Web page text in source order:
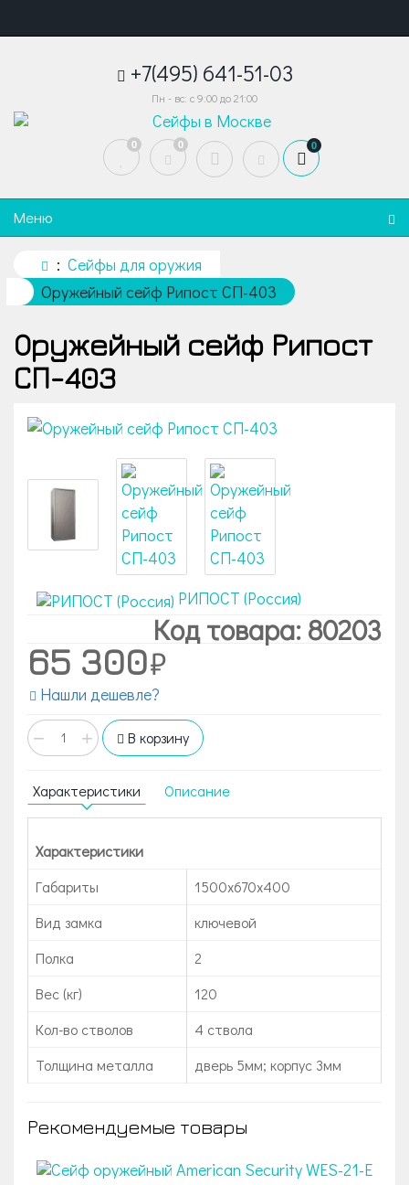
+7(495) 641-51-03
Пн - вс: с 9:00 до 21:00
0 0 0
Меню
Сейфы для оружия
Оружейный сейф Рипост СП-403
Оружейный сейф Рипост
СП-403
РИПОСТ (Россия)
Код товара: 80203
65 300
Нашли дешевле?
− + В корзину
Характеристики Описание
Характеристики
Габариты
1500x670x400
Вид замка
ключевой
Полка
2
Вес (кг)
120
Кол-во стволов
4 ствола
Толщина металла
дверь 5мм; корпус 3мм
Рекомендуемые товары